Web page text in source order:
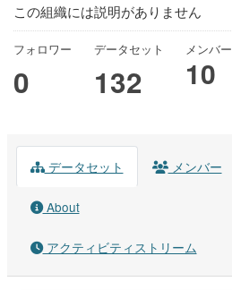
この組織には説明がありません
フォロワー
0
データセット
132
メンバー
10
データセット メンバー
About
アクティビティストリーム